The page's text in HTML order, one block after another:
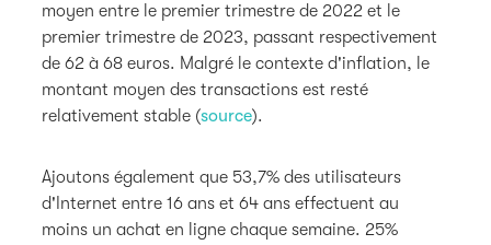
moyen entre le premier trimestre de 2022 et le
premier trimestre de 2023, passant respectivement
de 62 à 68 euros. Malgré le contexte d'inflation, le
montant moyen des transactions est resté
relativement stable (source).
Ajoutons également que 53,7% des utilisateurs
d'Internet entre 16 ans et 64 ans effectuent au
moins un achat en ligne chaque semaine. 25%